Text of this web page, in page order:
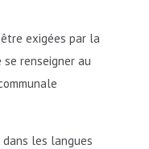
exigées par la
se renseigner au
les langues